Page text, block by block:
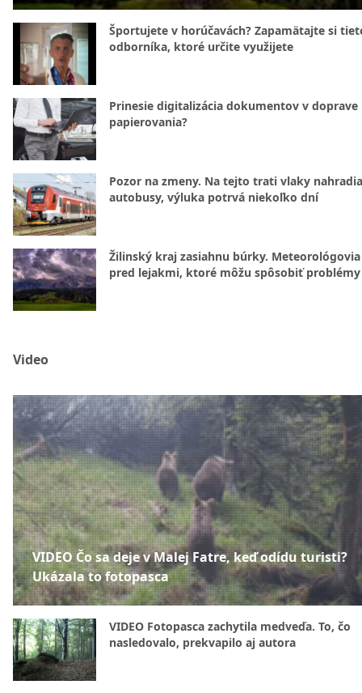
Športujete v horúčavách? Zapamätajte si
odborníka, ktoré určite využijete
Prinesie digitalizácia dokumentov v doprave
papierovania?
Pozor na zmeny. Na tejto trati vlaky nahradia
autobusy, výluka potrvá niekoľko dní
Žilinský kraj zasiahnu búrky.
pred lejakmi, ktoré môžu spôsobiť problémy
Video
VIDEO Čo sa deje v Malej Fatre, keď odídu turisti?
Ukázala to fotopasca
VIDEO Fotopasca zachytila medveďa. To, čo
nasledovalo, prekvapilo aj autora